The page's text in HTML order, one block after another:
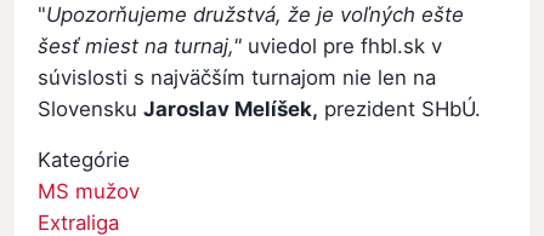
"Upozorňujeme družstvá, že je voľných ešte
šesť miest na turnaj," uviedol pre fhbl.sk v
súvislosti s najväčším turnajom nie len na
SlovenskuJaroslav Melíšek, prezident SHbÚ.
Kategórie
MS mužov
Extraliga